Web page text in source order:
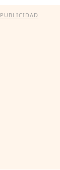
PUBLICIDAD